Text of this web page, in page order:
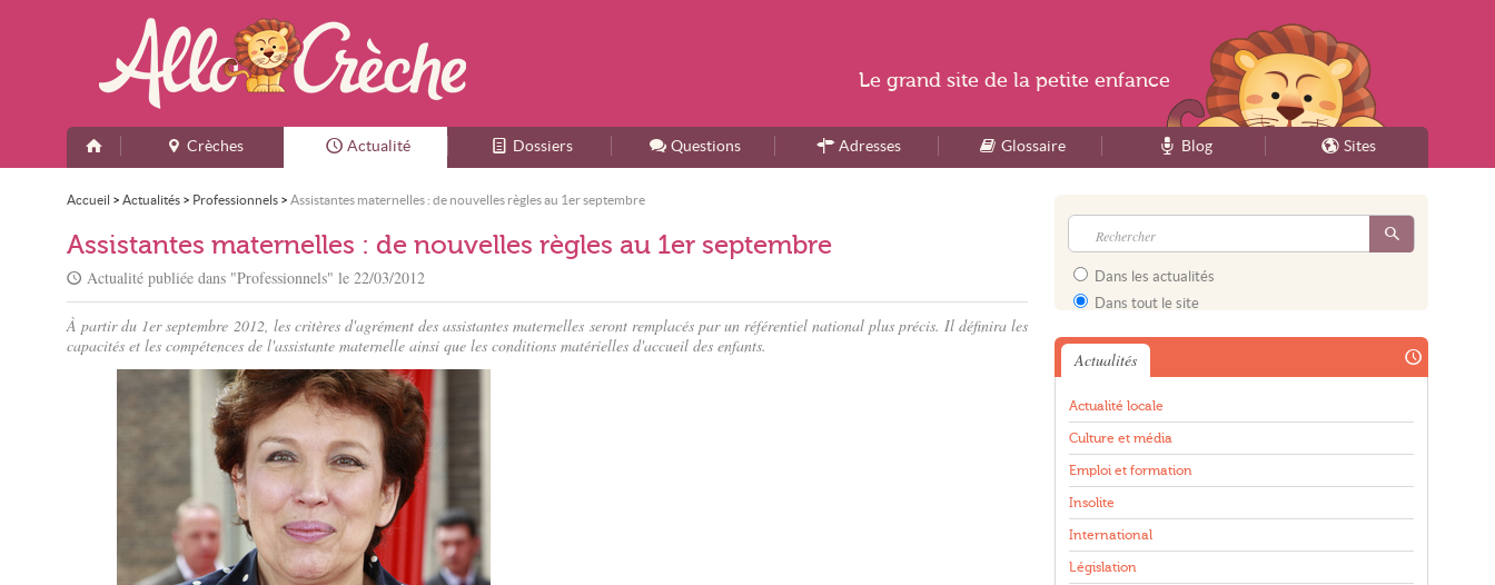
Accueil
Crèches Actualité Dossiers Questions Adresses Glossaire Blog Sites
Accueil > Actualités > Professionnels > Assistantes maternelles : de nouvelles règles au 1er septembre
Assistantes maternelles : de nouvelles règles au 1er septembre
Actualité publiée dans "Professionnels" le 22/03/2012
À partir du 1er septembre 2012, les critères d'agrément des assistantes maternelles seront remplacés par un référentiel national plus précis. Il définira les
capacités et les compétences de l'assistante maternelle ainsi que les conditions matérielles d'accueil des enfants.
Dans les actualités
Dans tout le site
Actualités
Actualité locale
Culture et média
Emploi et formation
Insolite
International
Législation
Le grand site de la petite enfance